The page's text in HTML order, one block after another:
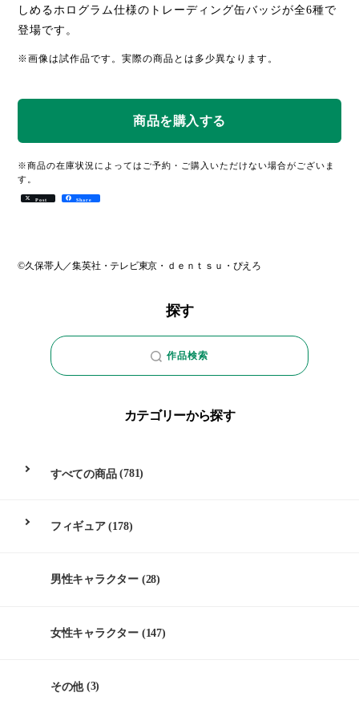
しめるホログラム仕様のトレーディング缶バッジが全6種で
登場です。
※画像は試作品です。実際の商品とは多少異なります。
※商品の在庫状況によってはご予約・ご購入いただけない場合がございま
す。
Post Share
©久保帯人／集英社・テレビ東京・ｄｅｎｔｓｕ・ぴえろ
探す
作品検索
カテゴリーから探す
すべての商品(781)
フィギュア(178)
男性キャラクター (28)
女性キャラクター (147)
その他(3)